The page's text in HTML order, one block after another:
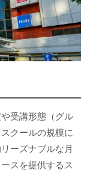
受講形態（グル
クールの規模に
ーズナブルな月
スを提供するス